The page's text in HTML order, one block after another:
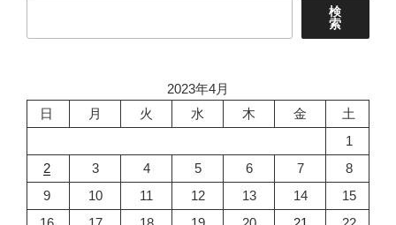
検
索
2023年4月
日
月 火 水 木 金
土
1
2
3 4 5 6 7
8
9
10 11 12 13 14
15